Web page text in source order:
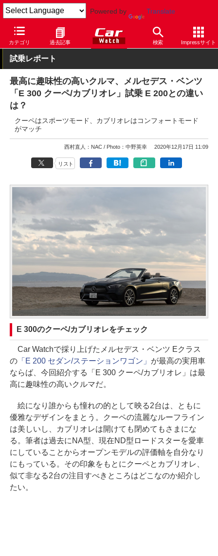
Powered by Translate
カテゴリ 過去記事 検索 Impressサイト
Car Watch 自動車 メルセデス・ベンツ
試乗レポート
最高に趣味性の高いクルマ、メルセデス・ベンツ
「E 300 クーペ/カブリオレ」試乗 E 200との違い
は？
クーペはスポーツモード、カブリオレはコンフォートモード
がマッチ
西村直人：NAC Photo：中野英幸 2020年12月17日 11:09
リスト
E 300のクーペ/カブリオレをチェック
Car Watchで採り上げたメルセデス・ベンツ Eクラス
の 「E 200 セダン/ステーションワゴン」 が最高の実用車
ならば、今回紹介する「E 300 クーペ/カブリオレ」は最
高に趣味性の高いクルマだ。
絵になり誰からも憧れの的として映る2台は、ともに
優雅なデザインをまとう。クーペの流麗なルーフライン
は美しいし、カブリオレは開けても閉めてもさまにな
る。筆者は過去にNA型、現在ND型ロードスターを愛車
にしていることからオープンモデルの評価軸を自分なり
にもっている。その印象をもとにクーペとカブリオレ、
似て非なる2台の注目すべきところはどこなのか紹介し
たい。